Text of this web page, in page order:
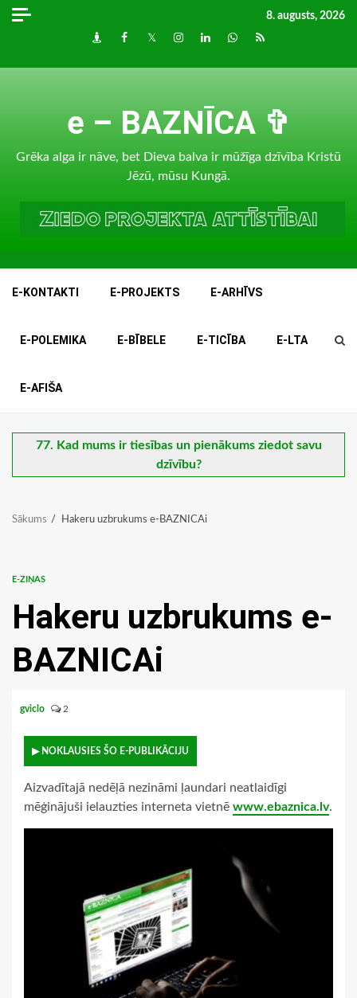
Skip
8. augusts, 2026
DraugiemFacebook
TwitterInstagram
LinkedInwhatsapp
RSS
e – BAZNĪCA ✞
Grēka alga ir nāve, bet Dieva balva ir mūžīga dzīvība Kristū
Jēzū, mūsu Kungā.
E-KONTAKTI E-PROJEKTS E-ARHĪVS
E-POLEMIKA E-BĪBELE E-TICĪBA E-LTA
E-AFIŠA
77. Kad mums ir tiesības un pienākums ziedot savu
dzīvību?
Sākums Hakeru uzbrukums e-BAZNICAi
E-ZIŅAS
Hakeru uzbrukums e-
BAZNICAi
gviclo 2
▶ NOKLAUSIES ŠO E-PUBLIKĀCIJU
Aizvadītajā nedēļā nezināmi ļaundari neatlaidīgi
mēģinājuši ielauzties interneta vietnē www.ebaznica.lv.